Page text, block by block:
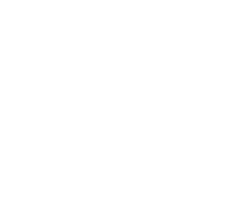
な会話では、なかなか「違う」とは
うなんです」と教えていただければ
。もし話してみたいことがあれば、
は、ご希望があればそちらの結果も